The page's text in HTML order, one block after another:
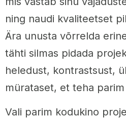
ning naudi kvaliteetset
Ära unusta võrrelda
tähti silmas pidada
heledust, kontrastsust,
mürataset, et teha
Vali parim kodukino